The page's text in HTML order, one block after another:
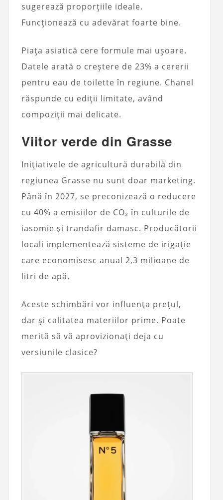
sugerează proporțiile ideale.
Funcționează cu adevărat foarte bine.
Piața asiatică cere formule mai ușoare.
Datele arată o creștere de 23% a cererii
pentru eau de toilette în regiune. Chanel
răspunde cu ediții limitate, având
compoziții mai delicate.
Viitor verde din Grasse
Inițiativele de agricultură durabilă din
regiunea Grasse nu sunt doar marketing.
Până în 2027, se preconizează o reducere
cu 40% a emisiilor de CO₂ în culturile de
iasomie și trandafir damasc. Producătorii
locali implementează sisteme de irigație
care economisesc anual 2,3 milioane de
litri de apă.
Aceste schimbări vor influența prețul,
dar și calitatea materiilor prime. Poate
merită să vă aprovizionați deja cu
versiunile clasice?